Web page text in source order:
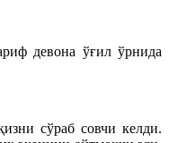
девона ўғил ўрнида
сўраб совчи келди.